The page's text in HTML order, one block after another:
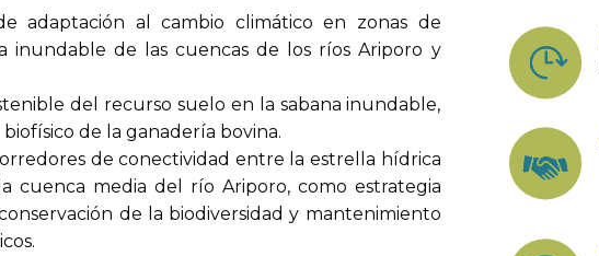
adaptación al cambio climático en zonas de
inundable de las cuencas de los ríos Ariporo y
del recurso suelo en la sabana inundable,
de la ganadería bovina.
de conectividad entre la estrella hídrica
cuenca media del río Ariporo, como estrategia
de la biodiversidad y mantenimiento